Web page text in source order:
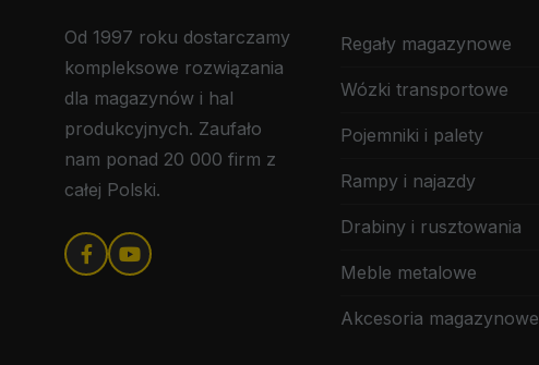
Od 1997 roku dostarczamy
kompleksowe rozwiązania
dla magazynów i hal
produkcyjnych. Zaufało
nam ponad 20 000 firm z
całej Polski.
Regały magazynowe
Wózki transportowe
Pojemniki i palety
Rampy i najazdy
Drabiny i rusztowania
Meble metalowe
Akcesoria magazynowe